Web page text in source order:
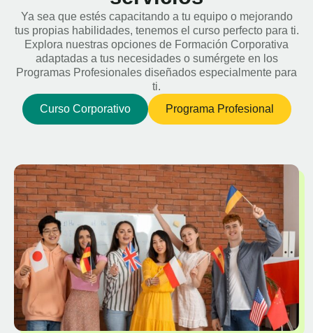
Ya sea que estés capacitando a tu equipo o mejorando
tus propias habilidades, tenemos el curso perfecto para ti.
Explora nuestras opciones de Formación Corporativa
adaptadas a tus necesidades o sumérgete en los
Programas Profesionales diseñados especialmente para
ti.
Curso Corporativo
Programa Profesional